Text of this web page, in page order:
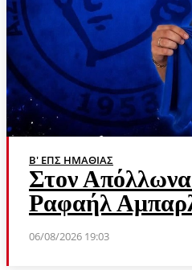
Β' ΕΠΣ ΗΜΑΘΊΑΣ
Στον
Ραφαήλ
06/08/2026 19:03